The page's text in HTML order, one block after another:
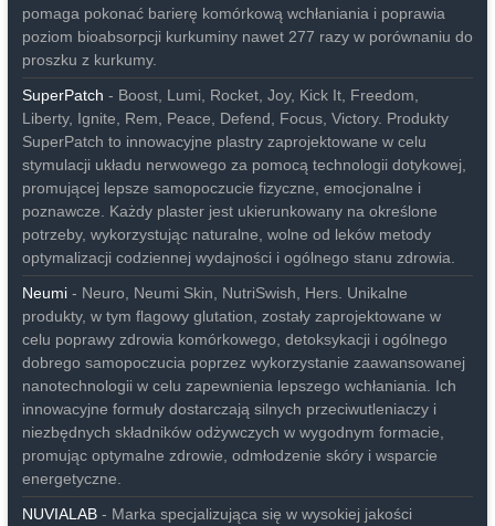
pomaga pokonać barierę komórkową wchłaniania i poprawia
poziom bioabsorpcji kurkuminy nawet 277 razy w porównaniu do
proszku z kurkumy.
SuperPatch - Boost, Lumi, Rocket, Joy, Kick It, Freedom,
Liberty, Ignite, Rem, Peace, Defend, Focus, Victory. Produkty
SuperPatch to innowacyjne plastry zaprojektowane w celu
stymulacji układu nerwowego za pomocą technologii dotykowej,
promującej lepsze samopoczucie fizyczne, emocjonalne i
poznawcze. Każdy plaster jest ukierunkowany na określone
potrzeby, wykorzystując naturalne, wolne od leków metody
optymalizacji codziennej wydajności i ogólnego stanu zdrowia.
Neumi- Neuro, Neumi Skin, NutriSwish, Hers. Unikalne
produkty, w tym flagowy glutation, zostały zaprojektowane w
celu poprawy zdrowia komórkowego, detoksykacji i ogólnego
dobrego samopoczucia poprzez wykorzystanie zaawansowanej
nanotechnologii w celu zapewnienia lepszego wchłaniania. Ich
innowacyjne formuły dostarczają silnych przeciwutleniaczy i
niezbędnych składników odżywczych w wygodnym formacie,
promując optymalne zdrowie, odmłodzenie skóry i wsparcie
energetyczne.
NUVIALAB- Marka specjalizująca się w wysokiej jakości